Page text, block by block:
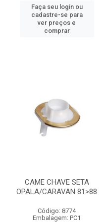
Faça seu login ou
cadastre-se para
ver preços e
comprar
CAME CHAVE SETA
OPALA/CARAVAN 81>88
Código: 8774
Embalagem: PC1